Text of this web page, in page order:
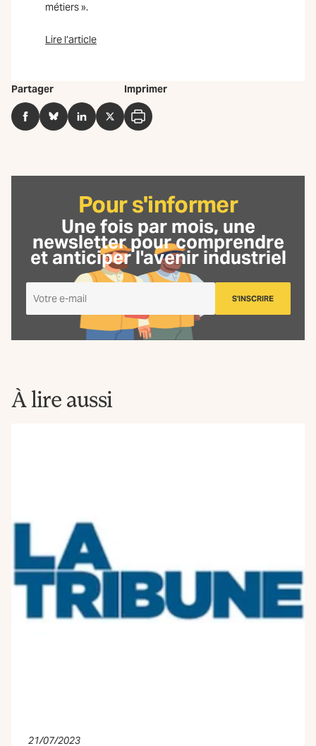
métiers ».
Lire l’article
Partager
FacebookBlueSkyLinkedInTwitter
Imprimer
Imprimer
Pour s'informer
Une fois par mois, une
newsletterpour comprendre
et anticiper l'avenir industriel
m'inscris
à
S'INSCRIRE
À lire aussi
21/07/2023